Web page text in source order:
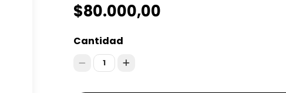
$80.000,00
Cantidad
1